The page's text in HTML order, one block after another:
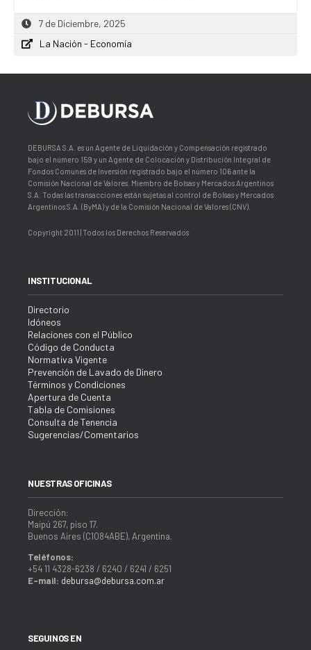
7 de Diciembre, 2025
La Nación - Economía
DEBURSA S.A. es un Agente de Liquidación y Compensación registrado
bajo el número 159 y un Agente de Colocación y Distribución Integral de
Fondos Comunes de Inversión registrado bajo el número 106 ante la
Comisión Nacional de Valores. Miembro de Bolsas y Mercados Argentinos
S.A. Todas las transacciones están sujetas al control de Bolsas y Mercados
Argentinos S.A. (ByMA) y de la Comisión Nacional de Valores (CNV).
Copyright 2011 | Todos los Derechos Reservados
INSTITUCIONAL
Directorio
Idóneos
Relaciones con el Público
Código de Conducta
Normativa Vigente
Prevención de Lavado de Dinero
Términos y Condiciones
Apertura de Cuenta
Tabla de Comisiones
Consulta de Tenencia
Sugerencias/Comentarios
NUESTRAS OFICINAS
Dirección:
Maipú 267, piso 17.
Buenos Aires (C1084ABE), Argentina.
Teléfonos:
+54 11 4328-6238 / 6240 / 6241 / 6251
E-mail: debursa@debursa.com.ar
SEGUINOS EN